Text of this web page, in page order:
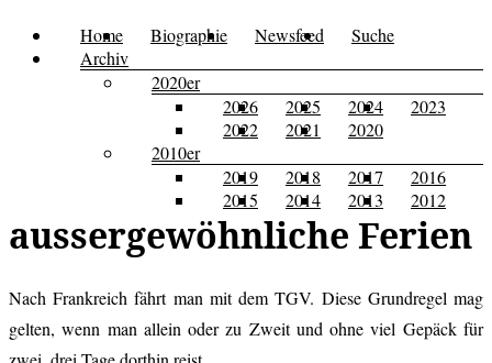
Zum
Inhalt
Kusi's
Tagebuch
Carpe
Menü Home Biographie Newsfeed
Suche
Archiv
2020er
2026
2025 2024
2023
2022
2021
2020
2010er
2019
2018 2017
2016
2015
2014 2013 2012
aussergewöhnliche Ferien
Nach Frankreich fährt man mit dem TGV. Diese Grundregel mag
gelten, wenn man allein oder zu Zweit und ohne viel Gepäck für